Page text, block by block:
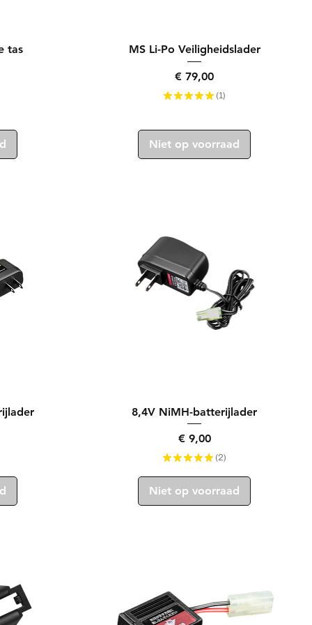
tas
Snel overzicht
MS Li-Po Veiligheidslader
Prijs
€ 79,00
★ ★ ★ ★ ★ 1
1
Niet op voorraad
Snel overzicht
8,4V NiMH-batterijlader
Prijs
€ 9,00
★ ★ ★ ★ ★ 2
2
Niet op voorraad